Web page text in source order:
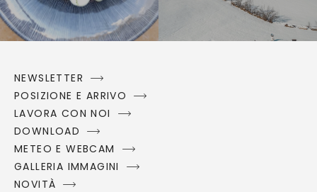
NEWSLETTER
POSIZIONE E ARRIVO
LAVORA CON NOI
DOWNLOAD
METEO E WEBCAM
GALLERIA IMMAGINI
NOVITÀ